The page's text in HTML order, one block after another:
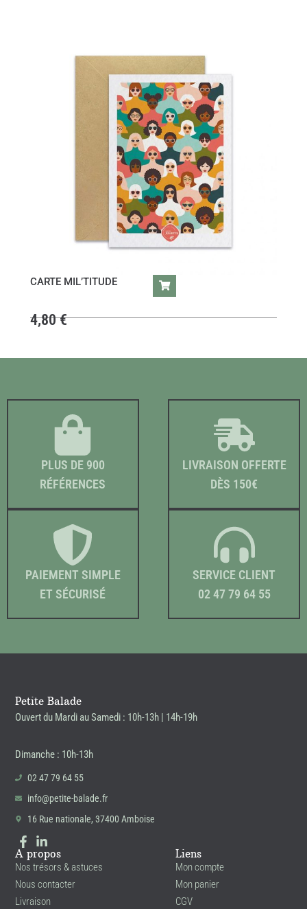
CARTE MIL’TITUDE
4,80€
PLUS DE 900
RÉFÉRENCES
LIVRAISON OFFERTE
DÈS 150€
PAIEMENT SIMPLE
ET SÉCURISÉ
SERVICE CLIENT
02 47 79 64 55
Petite Balade
Ouvert du Mardi au Samedi : 10h-13h | 14h-19h
Dimanche : 10h-13h
02 47 79 64 55
info@petite-balade.fr
16 Rue nationale, 37400 Amboise
A propos
Nos trésors & astuces
Nous contacter
Livraison
Liens
Mon compte
Mon panier
CGV